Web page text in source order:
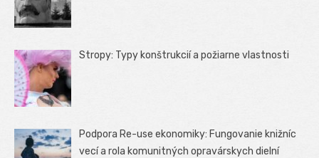
Stropy: Typy konštrukcií a požiarne vlastnosti
Podpora Re-use ekonomiky: Fungovanie knižníc
vecí a rola komunitných opravárskych dielní